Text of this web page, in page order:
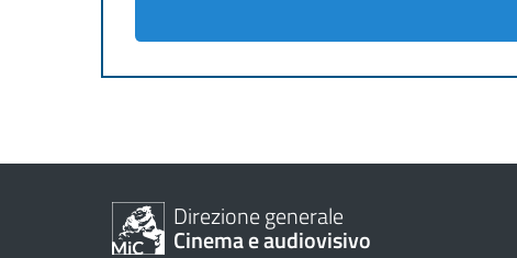
Direzione generale
Cinema e audiovisivo